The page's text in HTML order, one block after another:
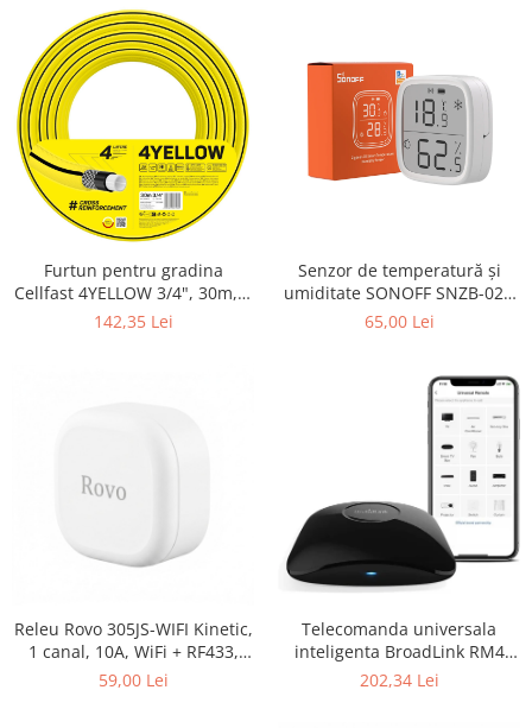
Furtun pentru gradina
Cellfast 4YELLOW 3/4", 30m, 4
straturi, protectie UV,
142,35 Lei
Senzor de temperatură și
umiditate SONOFF SNZB-02D
Zigbee 3.0 cu afișaj LCD
65,00 Lei
Releu Rovo 305JS-WIFI Kinetic,
1 canal, 10A, WiFi + RF433,
Tuya
59,00 Lei
Telecomanda universala
inteligenta BroadLink RM4
Pro, Wi-Fi, Compatibil cu
202,34 Lei